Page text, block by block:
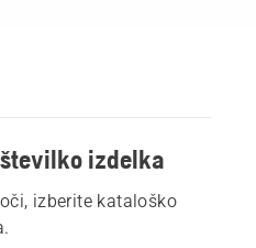
izdelka
izberite kataloško